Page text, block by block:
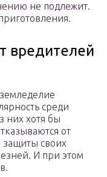
не подлежит.
вредителей
среди
них хотя бы
от
защиты своих
И при этом